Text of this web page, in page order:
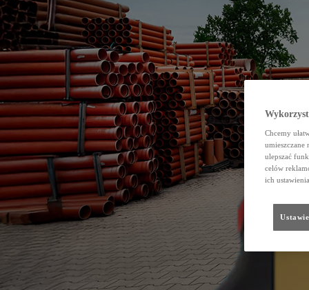
Chcemy
ulepszać
celów
ich